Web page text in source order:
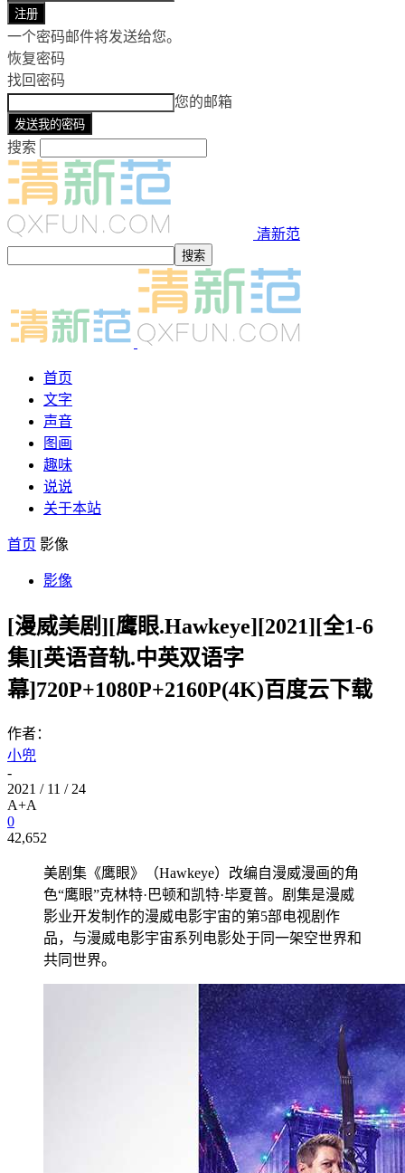
一个密码邮件将发送给您。
恢复密码
找回密码
您的邮箱
搜索
清新范
首页
文字
声音
图画
趣味
说说
关于本站
首页 影像
影像
[漫威美剧][鹰眼.Hawkeye][2021][全1-6
集][英语音轨.中英双语字
幕]720P+1080P+2160P(4K)百度云下载
作者：
小兜
-
2021 / 11 / 24
A+A
0
42,652
美剧集《鹰眼》（Hawkeye）改编自漫威漫画的角
色“鹰眼”克林特·巴顿和凯特·毕夏普。剧集是漫威
影业开发制作的漫威电影宇宙的第5部电视剧作
品，与漫威电影宇宙系列电影处于同一架空世界和
共同世界。